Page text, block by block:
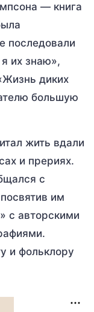
— книга
последовали
их знаю»,
диких
большую
жить вдали
и прериях.
с
им
с авторскими
и фольклору